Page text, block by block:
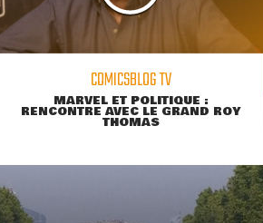
COMICSBLOG TV
MARVEL ET POLITIQUE :
RENCONTRE AVEC LE GRAND ROY
THOMAS